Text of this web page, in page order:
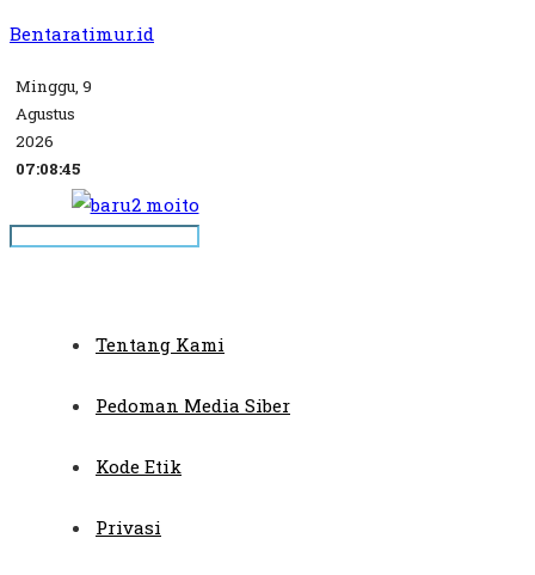
Bentaratimur.id
Minggu, 9
Agustus
2026
07:08:45
Tentang Kami
Pedoman Media Siber
Kode Etik
Privasi